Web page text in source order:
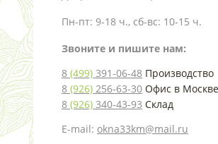
Пн-пт: 9-18 ч., сб-вс: 10-15 ч.
Звоните и пишите нам:
8 (499) 391-06-48 Производство
8 (926) 256-63-30 Офис в Москве
8 (926) 340-43-93 Склад
E-mail: okna33km@mail.ru